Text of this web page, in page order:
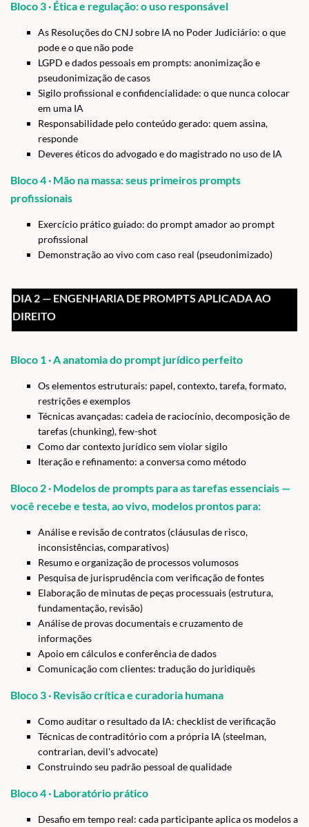
Bloco 3 · Ética e regulação: o uso responsável
As Resoluções do CNJ sobre IA no Poder Judiciário: o que
pode e o que não pode
LGPD e dados pessoais em prompts: anonimização e
pseudonimização de casos
Sigilo profissional e confidencialidade: o que nunca colocar
em uma IA
Responsabilidade pelo conteúdo gerado: quem assina,
responde
Deveres éticos do advogado e do magistrado no uso de IA
Bloco 4 · Mão na massa: seus primeiros prompts
profissionais
Exercício prático guiado: do prompt amador ao prompt
profissional
Demonstração ao vivo com caso real (pseudonimizado)
DIA 2 — ENGENHARIA DE PROMPTS APLICADA AO
DIREITO
Bloco 1 · A anatomia do prompt jurídico perfeito
Os elementos estruturais: papel, contexto, tarefa, formato,
restrições e exemplos
Técnicas avançadas: cadeia de raciocínio, decomposição de
tarefas (chunking), few-shot
Como dar contexto jurídico sem violar sigilo
Iteração e refinamento: a conversa como método
Bloco 2 · Modelos de prompts para as tarefas essenciais —
você recebe e testa, ao vivo, modelos prontos para:
Análise e revisão de contratos (cláusulas de risco,
inconsistências, comparativos)
Resumo e organização de processos volumosos
Pesquisa de jurisprudência com verificação de fontes
Elaboração de minutas de peças processuais (estrutura,
fundamentação, revisão)
Análise de provas documentais e cruzamento de
informações
Apoio em cálculos e conferência de dados
Comunicação com clientes: tradução do juridiquês
Bloco 3 · Revisão crítica e curadoria humana
Como auditar o resultado da IA: checklist de verificação
Técnicas de contraditório com a própria IA (steelman,
contrarian, devil's advocate)
Construindo seu padrão pessoal de qualidade
Bloco 4 · Laboratório prático
Desafio em tempo real: cada participante aplica os modelos a